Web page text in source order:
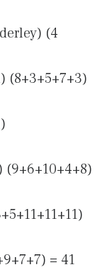
(4
(8+3+5+7+3)
(9+6+10+4+8)
= 41